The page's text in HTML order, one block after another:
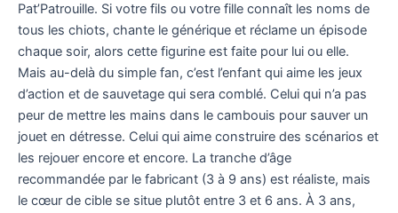
Pat’Patrouille. Si votre fils ou votre fille connaît les noms de
tous les chiots, chante le générique et réclame un épisode
chaque soir, alors cette figurine est faite pour lui ou elle.
Mais au-delà du simple fan, c’est l’enfant qui aime les jeux
d’action et de sauvetage qui sera comblé. Celui qui n’a pas
peur de mettre les mains dans le cambouis pour sauver un
jouet en détresse. Celui qui aime construire des scénarios et
les rejouer encore et encore. La tranche d’âge
recommandée par le fabricant (3 à 9 ans) est réaliste, mais
le cœur de cible se situe plutôt entre 3 et 6 ans. À 3 ans,